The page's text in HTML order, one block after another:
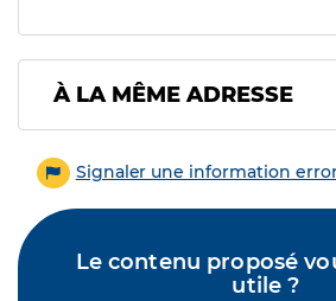
À LA MÊME ADRESSE
Signaler une information
Le contenu proposé
utile ?